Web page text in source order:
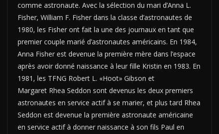
comme astronaute. Avec la sélection du mari d’Anna L.
Fisher, William F. Fisher dans la classe d’astronautes de
1980, les Fisher ont fait la une des journaux en tant que
premier couple marié d’astronautes américains. En 1984,
Anna Fisher est devenue la première mère dans l’espace
après avoir donné naissance à leur fille Kristin en 1983. En
1981, les TFNG Robert L. «Hoot» Gibson et
Margaret Rhea Seddon sont devenus les deux premiers
astronautes en service actif à se marier, et plus tard Rhea
Seddon est devenue la première astronaute américaine
en service actif à donner naissance à son fils Paul en